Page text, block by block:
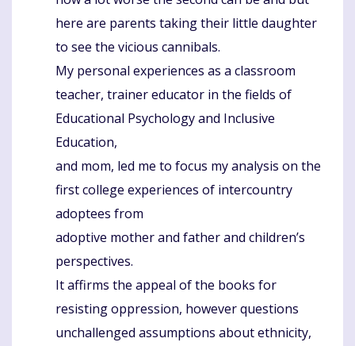
here are parents taking their little daughter
to see the vicious cannibals.
My personal experiences as a classroom
teacher, trainer educator in the fields of
Educational Psychology and Inclusive
Education,
and mom, led me to focus my analysis on the
first college experiences of intercountry
adoptees from
adoptive mother and father and children’s
perspectives.
It affirms the appeal of the books for
resisting oppression, however questions
unchallenged assumptions about ethnicity,